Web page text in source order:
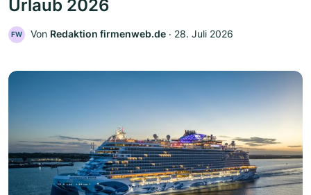
Urlaub 2026
FW Von Redaktion firmenweb.de ‧ 28. Juli 2026